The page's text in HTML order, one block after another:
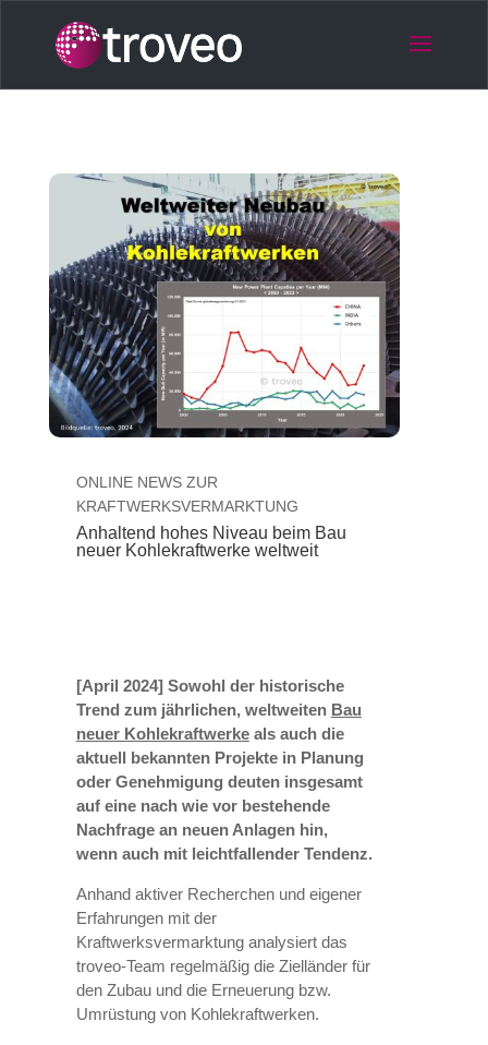
ONLINE NEWS ZUR
KRAFTWERKSVERMARKTUNG
Anhaltend hohes Niveau beim Bau
neuer Kohlekraftwerke weltweit
[April 2024] Sowohl der historische
Trend zum jährlichen, weltweiten Bau
neuer Kohlekraftwerkeals auch die
aktuell bekannten Projekte in Planung
oder Genehmigung deuten insgesamt
auf eine nach wie vor bestehende
Nachfrage an neuen Anlagen hin,
wenn auch mit leichtfallender Tendenz.
Anhand aktiver Recherchen und eigener
Erfahrungen mit der
Kraftwerksvermarktung analysiert das
troveo-Team regelmäßig die Zielländer für
den Zubau und die Erneuerung bzw.
Umrüstung von Kohlekraftwerken.